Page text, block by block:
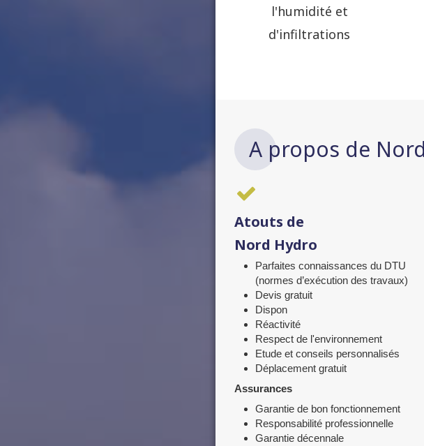
l'humidité et
d'infiltrations
A propos de
Atouts de
Nord Hydro
Parfaites connaissances du DTU
(normes d’exécution des travaux)
Devis gratuit
Dispon
Réactivité
Respect de l'environnement
Etude et conseils personnalisés
Déplacement gratuit
Assurances
Garantie de bon fonctionnement
Responsabilité professionnelle
Garantie décennale